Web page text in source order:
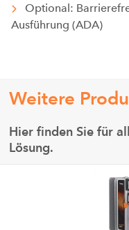
Optional:
Ausführung (ADA)
Weitere
Hier finden Sie für
Lösung.